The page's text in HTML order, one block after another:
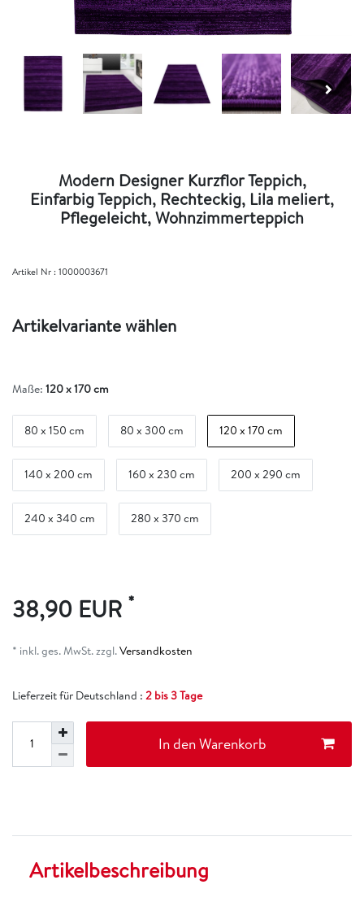
Modern Designer Kurzflor Teppich,
Einfarbig Teppich, Rechteckig, Lila meliert,
Pflegeleicht, Wohnzimmerteppich
Artikel Nr :1000003671
Artikelvariante wählen
Maße: 120 x 170 cm
80 x 150 cm 80 x 300 cm 120 x 170 cm
140 x 200 cm 160 x 230 cm 200 x 290 cm
240 x 340 cm 280 x 370 cm
38,90 EUR *
* inkl. ges. MwSt. zzgl.Versandkosten
Lieferzeit für Deutschland : 2 bis 3 Tage
In den Warenkorb
Artikelbeschreibung